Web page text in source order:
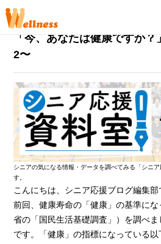
シニア応援資料室
「今、あなたは健康ですか
2〜
シニアの気になる情報・データを調べてみる「シニ
す。
こんにちは、シニア応援ブログ編集部
前回、健康寿命の「健康」の基準に
省の「国民生活基礎調査」）を調べ
です。「健康」の指標になっている以